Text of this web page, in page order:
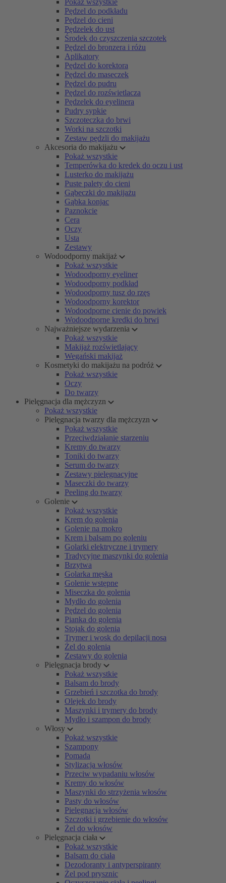
Pokaż wszystkie
Pędzel do podkładu
Pędzel do cieni
Pędzelek do ust
Środek do czyszczenia szczotek
Pędzel do bronzera i różu
Aplikatory
Pędzel do korektora
Pędzel do maseczek
Pędzel do pudru
Pędzel do rozświetlacza
Pędzelek do eyelinera
Pudry sypkie
Szczoteczka do brwi
Worki na szczotki
Zestaw pędzli do makijażu
Akcesoria do makijażu
Pokaż wszystkie
Temperówka do kredek do oczu i ust
Lusterko do makijażu
Puste palety do cieni
Gąbeczki do makijażu
Gąbka konjac
Paznokcie
Cera
Oczy
Usta
Zestawy
Wodoodporny makijaż
Pokaż wszystkie
Wodoodporny eyeliner
Wodoodporny podkład
Wodoodporny tusz do rzęs
Wodoodporny korektor
Wodoodporne cienie do powiek
Wodoodporne kredki do brwi
Najważniejsze wydarzenia
Pokaż wszystkie
Makijaż rozświetlający
Wegański makijaż
Kosmetyki do makijażu na podróż
Pokaż wszystkie
Oczy
Do twarzy
Pielęgnacja dla mężczyzn
Pokaż wszystkie
Pielęgnacja twarzy dla mężczyzn
Pokaż wszystkie
Przeciwdziałanie starzeniu
Kremy do twarzy
Toniki do twarzy
Serum do twarzy
Zestawy pielęgnacyjne
Maseczki do twarzy
Peeling do twarzy
Golenie
Pokaż wszystkie
Krem do golenia
Golenie na mokro
Krem i balsam po goleniu
Golarki elektryczne i trymery
Tradycyjne maszynki do golenia
Brzytwa
Golarka męska
Golenie wstępne
Miseczka do golenia
Mydło do golenia
Pędzel do golenia
Pianka do golenia
Stojak do golenia
Trymer i wosk do depilacji nosa
Żel do golenia
Zestawy do golenia
Pielęgnacja brody
Pokaż wszystkie
Balsam do brody
Grzebień i szczotka do brody
Olejek do brody
Maszynki i trymery do brody
Mydło i szampon do brody
Włosy
Pokaż wszystkie
Szampony
Pomada
Stylizacja włosów
Przeciw wypadaniu włosów
Kremy do włosów
Maszynki do strzyżenia włosów
Pasty do włosów
Pielęgnacja włosów
Szczotki i grzebienie do włosów
Żel do włosów
Pielęgnacja ciała
Pokaż wszystkie
Balsam do ciała
Dezodoranty i antyperspiranty
Żel pod prysznic